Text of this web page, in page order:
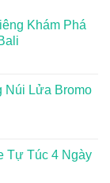
Khám Phá
Núi Lửa Bromo
Tự Túc 4 Ngày